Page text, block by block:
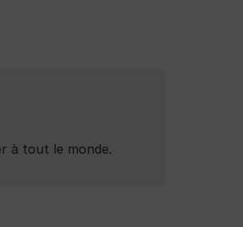
à tout le monde.